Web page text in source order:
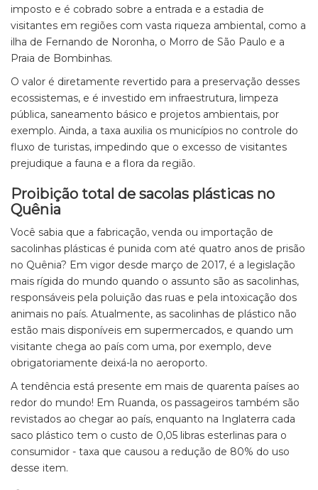
imposto e é cobrado sobre a entrada e a estadia de
visitantes em regiões com vasta riqueza ambiental, como a
ilha de Fernando de Noronha, o Morro de São Paulo e a
Praia de Bombinhas.
O valor é diretamente revertido para a preservação desses
ecossistemas, e é investido em infraestrutura, limpeza
pública, saneamento básico e projetos ambientais, por
exemplo. Ainda, a taxa auxilia os municípios no controle do
fluxo de turistas, impedindo que o excesso de visitantes
prejudique a fauna e a flora da região.
Proibição total de sacolas plásticas no
Quênia
Você sabia que a fabricação, venda ou importação de
sacolinhas plásticas é punida com até quatro anos de prisão
no Quênia? Em vigor desde março de 2017, é a legislação
mais rígida do mundo quando o assunto são as sacolinhas,
responsáveis pela poluição das ruas e pela intoxicação dos
animais no país. Atualmente, as sacolinhas de plástico não
estão mais disponíveis em supermercados, e quando um
visitante chega ao país com uma, por exemplo, deve
obrigatoriamente deixá-la no aeroporto.
A tendência está presente em mais de quarenta países ao
redor do mundo! Em Ruanda, os passageiros também são
revistados ao chegar ao país, enquanto na Inglaterra cada
saco plástico tem o custo de 0,05 libras esterlinas para o
consumidor - taxa que causou a redução de 80% do uso
desse item.